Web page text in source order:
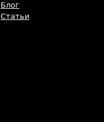
Блог
Статьи